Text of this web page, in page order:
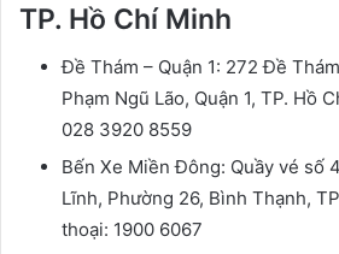
TP. Hồ Chí Minh
Đề Thám – Quận 1: 272 Đề
Phạm Ngũ Lão, Quận 1, TP. Hồ
028 3920 8559
Bến Xe Miền Đông: Quầy vé số
Lĩnh, Phường 26, Bình Thạnh,
thoại: 1900 6067